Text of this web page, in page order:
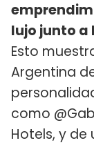
lujo junto a
Esto
Argentina
como
Hotels, y de